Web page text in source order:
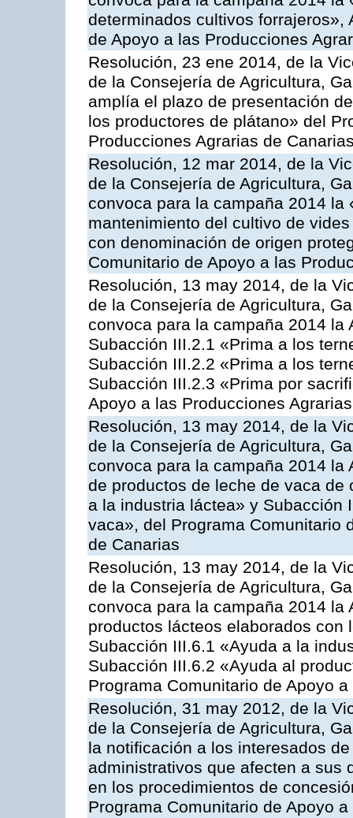
determinados cultivos forrajeros»,
de Apoyo a las Producciones
Resolución, 23 ene 2014, de la
de la Consejería de Agricultura,
amplía el plazo de presentación
los productores de plátano» del
Producciones Agrarias de
Resolución, 12 mar 2014, de la
de la Consejería de Agricultura,
convoca para la campaña 2014 la
mantenimiento del cultivo de
con denominación de origen
Comunitario de Apoyo a las
Resolución, 13 may 2014, de la
de la Consejería de Agricultura,
convoca para la campaña 2014
Subacción III.2.1 «Prima a los
Subacción III.2.2 «Prima a los
Subacción III.2.3 «Prima por
Apoyo a las Producciones
Resolución, 13 may 2014, de la
de la Consejería de Agricultura,
convoca para la campaña 2014
de productos de leche de vaca
a la industria láctea» y Subacción
vaca», del Programa Comunitario
de Canarias
Resolución, 13 may 2014, de la
de la Consejería de Agricultura,
convoca para la campaña 2014
productos lácteos elaborados
Subacción III.6.1 «Ayuda a la
Subacción III.6.2 «Ayuda al
Programa Comunitario de Apoyo
Resolución, 31 may 2012, de la
de la Consejería de Agricultura,
la notificación a los interesados
administrativos que afecten a sus
en los procedimientos de
Programa Comunitario de Apoyo